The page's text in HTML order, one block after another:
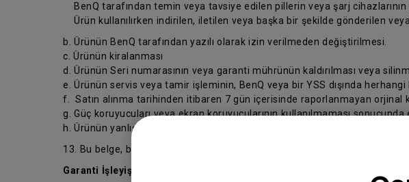
BenQ tarafından temin veya tavsiye edilen pillerin veya şarj cihazlarının
Ürün kullanılırken indirilen, iletilen veya başka bir şekilde gönderilen
b. Ürünün BenQ tarafından yazılı olarak izin verilmeden değiştirilmesi.
c. Ürünün kiralanması
d. Ürünün Seri numarasının veya garanti mührünün kaldırılması veya
e. Ürünün servis veya tamir işleminin, BenQ veya bir YSS dışında herhangi
f. Satın alınma tarihinden itibaren 7 gün içerisinde raporlanmayan orjinal
g. Güç koruyucuları veya ekran koruyucularının kullanılmaması
h. Ürünün yanlış kullanılması veya normal ayarlarının yanlış yapılması.
13. Bu belge, bu belgenin ilgili olduğu sözleşme ve siz ve BenQ arasındaki
Garanti İşleyişi